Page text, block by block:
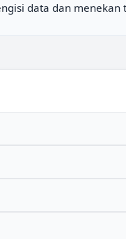
data dan menekan